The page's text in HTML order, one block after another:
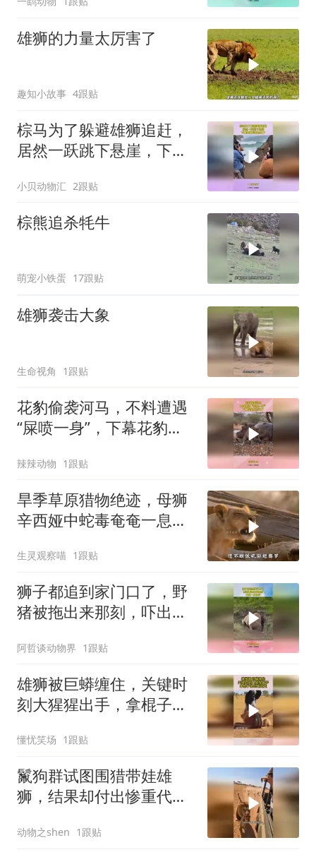
雄狮的力量太厉害了
趣知小故事 4跟贴
棕马为了躲避雄狮追赶，
居然一跃跳下悬崖，下幕
小贝动物汇 2跟贴
棕熊追杀牦牛
萌宠小铁蛋 17跟贴
雄狮袭击大象
生命视角 1跟贴
花豹偷袭河马，不料遭遇
“屎喷一身”，下幕花豹反
辣辣动物 1跟贴
旱季草原猎物绝迹，母狮
辛西娅中蛇毒奄奄一息，
以自身皮肉续命爱妻
生灵观察喵 1跟贴
狮子都追到家门口了，野
猪被拖出来那刻，吓出一
阿哲谈动物界 1跟贴
雄狮被巨蟒缠住，关键时
刻大猩猩出手，拿棍子把
懂忧笑场 1跟贴
鬣狗群试图围猎带娃雄
狮，结果却付出惨重代
动物之shen 1跟贴